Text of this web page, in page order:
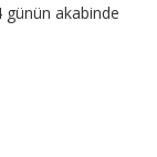
günün akabinde